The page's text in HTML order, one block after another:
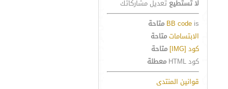
لا تستطيع تعديل مشاركاتك
BB code is
متاحة
الابتساماتمتاحة
كود [IMG]
متاحة
كود HTML
معطلة
قوانين المنتدى